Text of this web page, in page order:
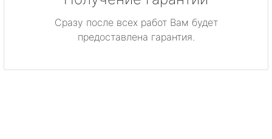
Сразу после всех работ Вам будет
предоставлена гарантия.